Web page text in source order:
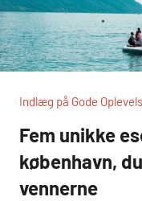
Indlæg på Gode
Fem unikke
københavn,
vennerne